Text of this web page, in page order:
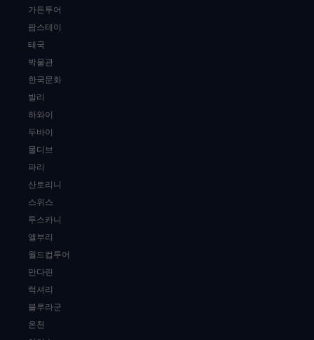
가든투어
팜스테이
태국
박물관
한국문화
발리
하와이
두바이
몰디브
파리
산토리니
스위스
투스카니
엘부리
월드컵투어
만다린
럭셔리
블루라군
온천